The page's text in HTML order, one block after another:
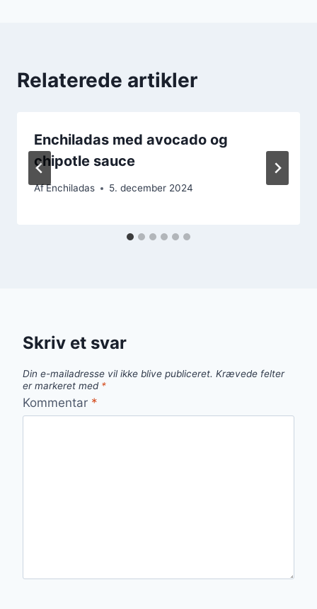
Relaterede artikler
Enchiladas med avocado og
chipotle sauce
AfEnchiladas 5. december 2024
Skriv et svar
Din e-mailadresse vil ikke blive publiceret. Krævede felter
er markeret med *
Kommentar *